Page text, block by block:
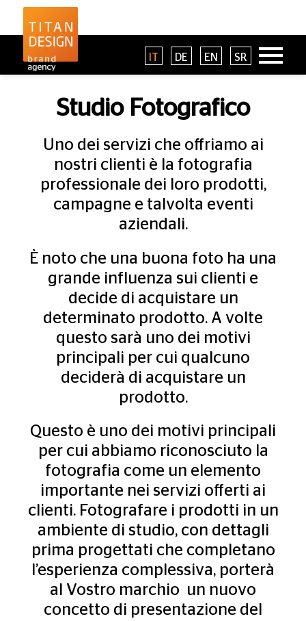
IT DE EN SR
Studio Fotografico
Uno dei servizi che offriamo ai
nostri clienti è la fotografia
professionale dei loro prodotti,
campagne e talvolta eventi
aziendali.
È noto che una buona foto ha una
grande influenza sui clienti e
decide di acquistare un
determinato prodotto. A volte
questo sarà uno dei motivi
principali per cui qualcuno
deciderà di acquistare un
prodotto.
Questo è uno dei motivi principali
per cui abbiamo riconosciuto la
fotografia come un elemento
importante nei servizi offerti ai
clienti. Fotografare i prodotti in un
ambiente di studio, con dettagli
prima progettati che completano
l’esperienza complessiva, porterà
al Vostro marchio un nuovo
concetto di presentazione del